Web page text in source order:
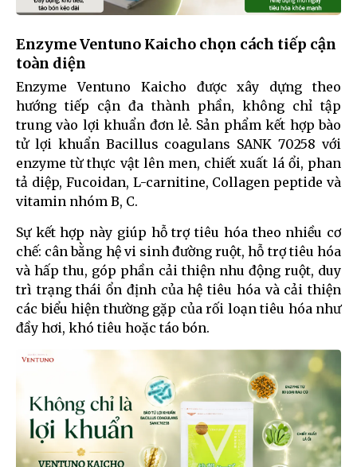
Enzyme Ventuno Kaicho chọn cách tiếp cận
toàn diện
Enzyme Ventuno Kaicho được xây dựng theo
hướng tiếp cận đa thành phần, không chỉ tập
trung vào lợi khuẩn đơn lẻ. Sản phẩm kết hợp bào
tử lợi khuẩn Bacillus coagulans SANK 70258 với
enzyme từ thực vật lên men, chiết xuất lá ổi, phan
tả diệp, Fucoidan, L-carnitine, Collagen peptide và
vitamin nhóm B, C.
Sự kết hợp này giúp hỗ trợ tiêu hóa theo nhiều cơ
chế: cân bằng hệ vi sinh đường ruột, hỗ trợ tiêu hóa
và hấp thu, góp phần cải thiện nhu động ruột, duy
trì trạng thái ổn định của hệ tiêu hóa và cải thiện
các biểu hiện thường gặp của rối loạn tiêu hóa như
đầy hơi, khó tiêu hoặc táo bón.